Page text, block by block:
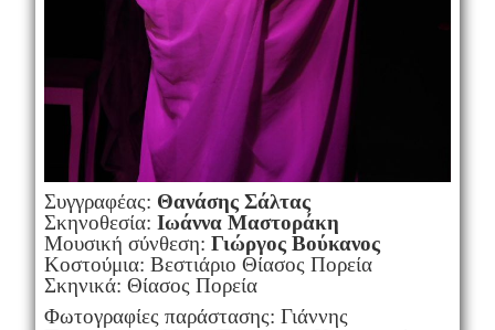
Συγγραφέας: Θανάσης Σάλτας
Σκηνοθεσία: Ιωάννα Μαστοράκη
Μουσική σύνθεση: Γιώργος Βούκανος
Κοστούμια: Βεστιάριο Θίασος Πορεία
Σκηνικά: Θίασος Πορεία
Φωτογραφίες παράστασης: Γιάννης